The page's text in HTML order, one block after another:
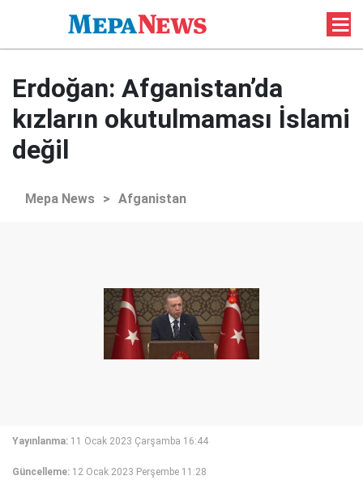
Erdoğan: Afganistan’da
kızların okutulmaması İslami
değil
Mepa News > Afganistan
Yayınlanma: 11 Ocak 2023 Çarşamba 16:44
Güncelleme: 12 Ocak 2023 Perşembe 11:28